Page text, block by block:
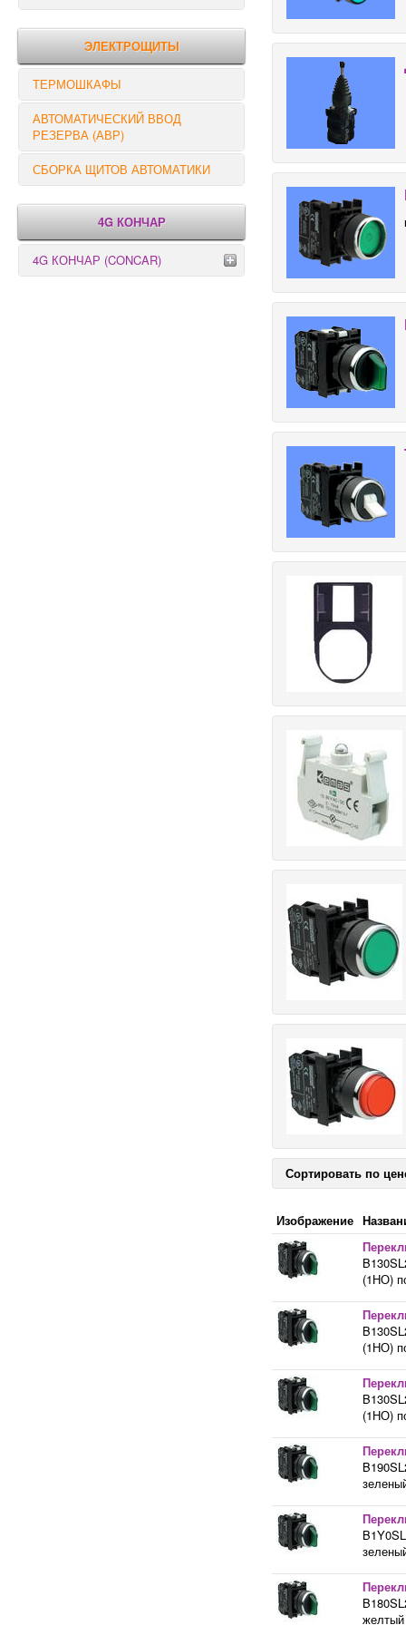
РЕЛЕ КОНТРОЛЯ
ЭЛЕКТРОЩИТЫ
ТЕРМОШКАФЫ
АВТОМАТИЧЕСКИЙ ВВОД
РЕЗЕРВА (АВР)
СБОРКА ЩИТОВ АВТОМАТИКИ
4G КОНЧАР
4G КОНЧАР (CONCAR)
Сортировать по
Изображение
(1НО)
(1НО)
(1НО)